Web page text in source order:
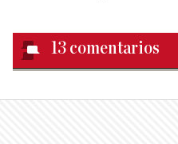
13 comentarios